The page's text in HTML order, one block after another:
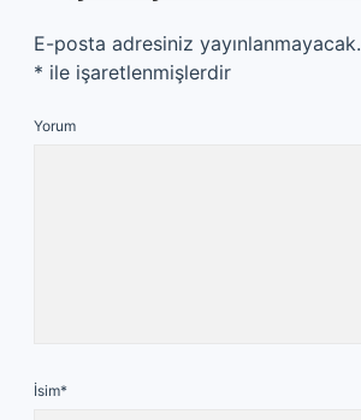
E-posta adresiniz yayınlanmayacak.
* ile işaretlenmişlerdir
Yorum
İsim*